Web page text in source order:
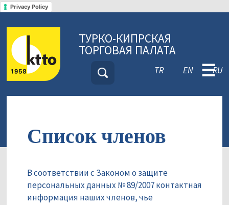
Privacy Policy
ТУРКО-КИПРСКАЯ
ТОРГОВАЯ ПАЛАТА
TR EN RU
☰
Список членов
В соответствии с Законом о защите
персональных данных № 89/2007 контактная
информация наших членов, чье